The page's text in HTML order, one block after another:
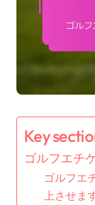
Key
ゴルフエチ
ゴルフエ
上させま